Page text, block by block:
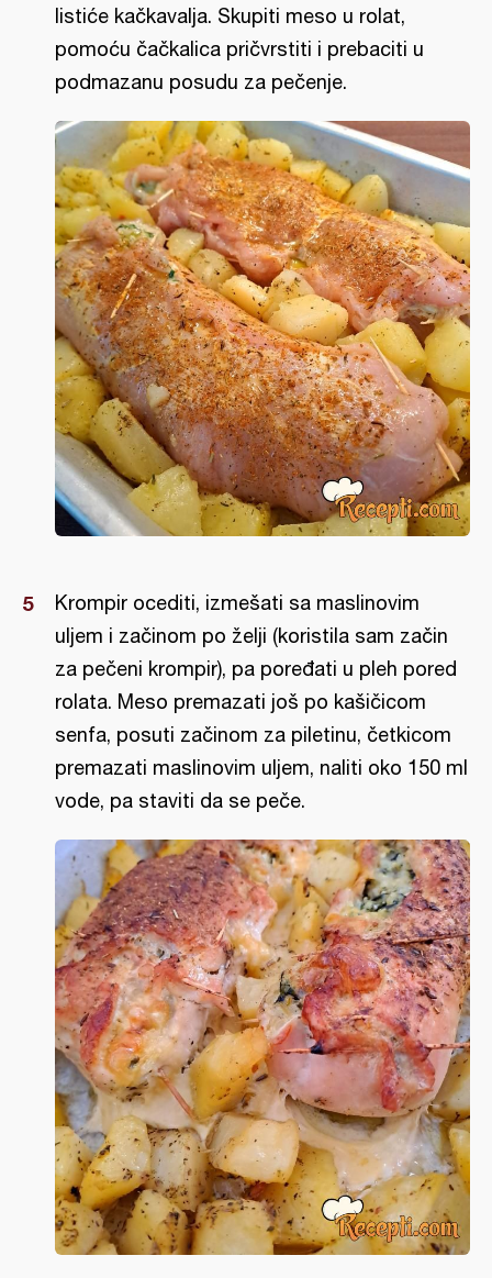
listiće kačkavalja. Skupiti meso u rolat,
pomoću čačkalica pričvrstiti i prebaciti u
podmazanu posudu za pečenje.
Krompir ocediti, izmešati sa maslinovim
uljem i začinom po želji (koristila sam začin
za pečeni krompir), pa poređati u pleh pored
rolata. Meso premazati još po kašičicom
senfa, posuti začinom za piletinu, četkicom
premazati maslinovim uljem, naliti oko 150 ml
vode, pa staviti da se peče.